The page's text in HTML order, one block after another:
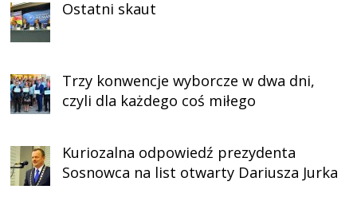
Ostatni skaut
Trzy konwencje wyborcze w dwa dni,
czyli dla każdego coś miłego
Kuriozalna odpowiedź prezydenta
Sosnowca na list otwarty Dariusza Jurka